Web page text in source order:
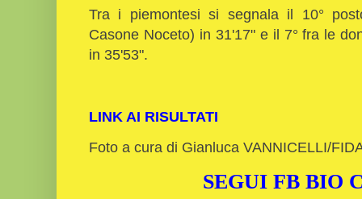
Tra i piemontesi si segnala il 10°
Casone Noceto) in 31'17" e il 7° fra le
in 35'53".
LINK AI RISULTATI
Foto a cura di Gianluca VANNICELLI/
SEGUI FB BIO